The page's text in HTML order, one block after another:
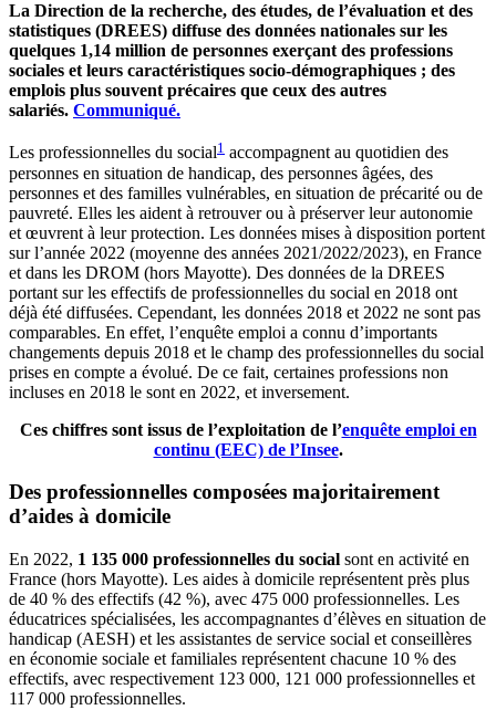
La Direction de la recherche, des études, de l’évaluation et des
statistiques (DREES) diffuse des données nationales sur les
quelques 1,14 million de personnes exerçant des professions
sociales et leurs caractéristiques socio-démographiques ; des
emplois plus souvent précaires que ceux des autres
salariés. Communiqué.
Les professionnelles du social1 accompagnent au quotidien des
personnes en situation de handicap, des personnes âgées, des
personnes et des familles vulnérables, en situation de précarité ou de
pauvreté. Elles les aident à retrouver ou à préserver leur autonomie
et œuvrent à leur protection. Les données mises à disposition portent
sur l’année 2022 (moyenne des années 2021/2022/2023), en France
et dans les DROM (hors Mayotte). Des données de la DREES
portant sur les effectifs de professionnelles du social en 2018 ont
déjà été diffusées. Cependant, les données 2018 et 2022 ne sont pas
comparables. En effet, l’enquête emploi a connu d’importants
changements depuis 2018 et le champ des professionnelles du social
prises en compte a évolué. De ce fait, certaines professions non
incluses en 2018 le sont en 2022, et inversement.
Ces chiffres sont issus de l’exploitation de l’enquête emploi en
continu (EEC) de l’Insee.
Des professionnelles composées majoritairement
d’aides à domicile
En 2022, 1 135 000 professionnelles du social sont en activité en
France (hors Mayotte). Les aides à domicile représentent près plus
de 40 % des effectifs (42 %), avec 475 000 professionnelles. Les
éducatrices spécialisées, les accompagnantes d’élèves en situation de
handicap (AESH) et les assistantes de service social et conseillères
en économie sociale et familiales représentent chacune 10 % des
effectifs, avec respectivement 123 000, 121 000 professionnelles et
117 000 professionnelles.